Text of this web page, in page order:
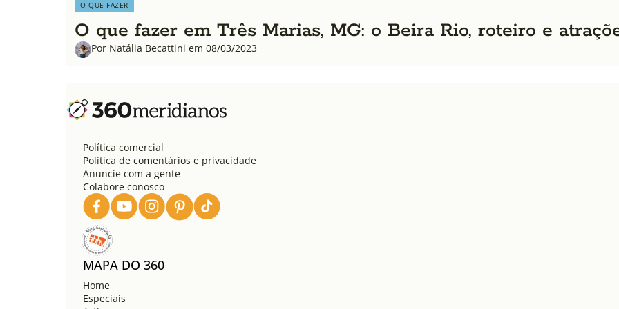
O QUE FAZER
O que fazer em Três Marias, MG: o Beira Rio, roteiro e
Por Natália Becattini em 08/03/2023
Política comercial
Política de comentários e privacidade
Anuncie com a gente
Colabore conosco
MAPA DO 360
Home
Especiais